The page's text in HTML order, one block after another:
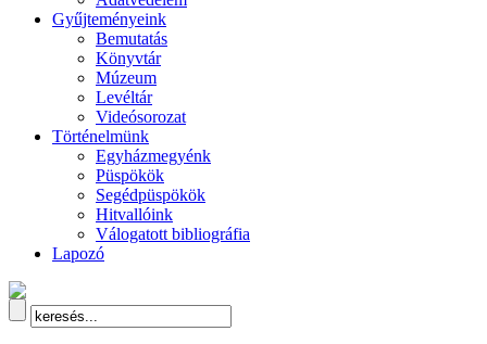
Gyűjteményeink
Bemutatás
Könyvtár
Múzeum
Levéltár
Videósorozat
Történelmünk
Egyházmegyénk
Püspökök
Segédpüspökök
Hitvallóink
Válogatott bibliográfia
Lapozó